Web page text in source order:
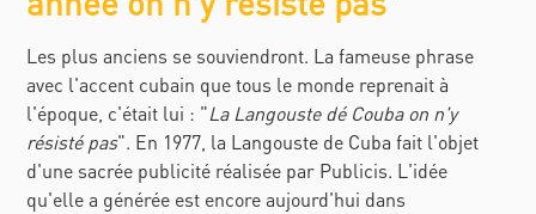
Les plus anciens se souviendront. La fameuse phrase
avec l'accent cubain que tous le monde reprenait à
l'époque, c'était lui : "La Langouste dé Couba on n'y
résisté pas". En 1977, la Langouste de Cuba fait l'objet
d'une sacrée publicité réalisée par Publicis. L'idée
qu'elle a générée est encore aujourd'hui dans